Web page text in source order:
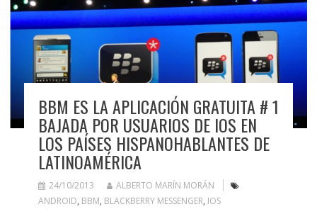
BBM ES LA APLICACIÓN GRATUITA # 1
BAJADA POR USUARIOS DE IOS EN
LOS PAÍSES HISPANOHABLANTES DE
LATINOAMÉRICA
24/10/2013
ALBERTO MARÍN MORÁN
ANDROID, BBM, BLACKBERRY MESSENGER, IOS